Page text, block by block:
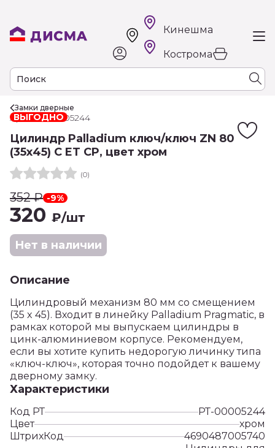
Кинешма
Кострома
Замки дверные
ВЫГОДНО
Арт. РТ-00005244
Цилиндр Palladium ключ/ключ ZN 80
(35х45) C ET CP, цвет хром
(0)
352₽ -9%
320 ₽/шт
Нет в наличии
Описание
Цилиндровый механизм 80 мм со смещением
(35 x 45). Входит в линейку Palladium Pragmatic, в
рамках которой мы выпускаем цилиндры в
цинк-алюминиевом корпусе. Рекомендуем,
если вы хотите купить недорогую личинку типа
«ключ-ключ», которая точно подойдет к вашему
дверному замку.
Характеристики
Код РТ
РТ-00005244
Цвет
хром
ШтрихКод
4690487005740